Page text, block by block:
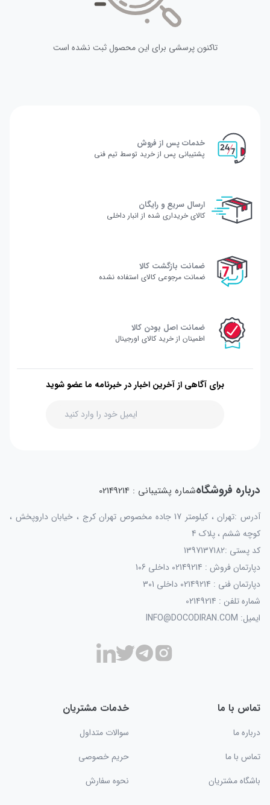
تاکنون پرسشی برای این محصول ثبت نشده است
خدمات پس از فروش
پشتیبانی پس از خرید توسط تیم فنی
ارسال سریع و رایگان
کالای خریداری شده از انبار داخلی
ضمانت بازگشت کالا
ضمانت مرجوعی کالای استفاده نشده
ضمانت اصل بودن کالا
اطمینان از خرید کالای اورجینال
برای آگاهی از آخرین اخبار در خبرنامه ما عضو شوید
درباره فروشگاهشماره پشتیبانی : 02149214
آدرس :تهران ، کیلومتر 17 جاده مخصوص تهران کرج ، خیابان داروپخش ،
کوچه ششم ، پلاک 4
کد پستی :1397137182
دپارتمان فروش : 02149214 داخلی 106
دپارتمان فنی : 02149214 داخلی 301
شماره تلفن : 02149214
ایمیل: INFO@DOCODIRAN.COM
تماس با ما
درباره ما
تماس با ما
باشگاه مشتریان
خدمات مشتریان
سوالات متداول
حریم خصوصی
نحوه سفارش